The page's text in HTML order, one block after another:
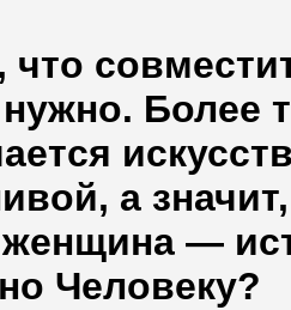
Более
а
—
Человеку?